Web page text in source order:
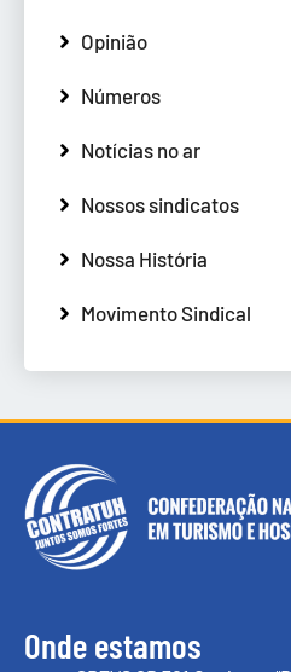
Opinião
Números
Notícias no ar
Nossos sindicatos
Nossa História
Movimento Sindical
Onde estamos